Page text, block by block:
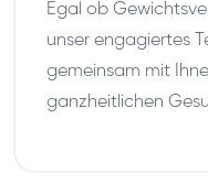
Egal ob
unser engagiertes
gemeinsam mit
ganzheitlichen